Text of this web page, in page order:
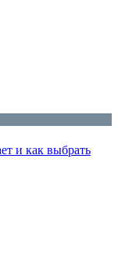
и как выбрать